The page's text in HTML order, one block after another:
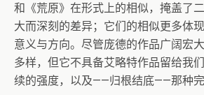
和《荒原》在形式上的相似，掩盖了
大而深刻的差异；它们的相似更多体
意义与方向。尽管庞德的作品广阔宏
多样，但它不具备艾略特作品留给我
续的强度，以及——归根结底——那种完